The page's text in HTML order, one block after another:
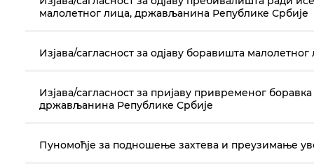
малолетног лица, држављанина Републике Србије
Изјава/сагласност за одјаву боравишта
Изјава/сагласност за пријаву привременог
држављанина Републике Србије
Пуномоћје за подношење захтева и преузимање